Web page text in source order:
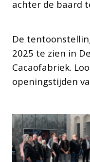
achter de baard
De
2025 te zien in
Cacaofabriek.
openingstijden